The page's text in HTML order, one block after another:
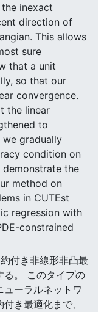
inexact
direction of
This allows
sure
that a unit
so that our
convergence.
the linear
to
we gradually
condition on
demonstrate the
method on
in CUTEst
regression with
constrained
付き非線形非凸最
る。 このタイプの
ーラルネットワ
き最適化まで、